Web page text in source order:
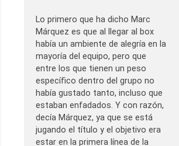
Lo primero que ha dicho Marc
Márquez es que al llegar al box
había un ambiente de alegría en la
mayoría del equipo, pero que
entre los que tienen un peso
específico dentro del grupo no
había gustado tanto, incluso que
estaban enfadados. Y con razón,
decía Márquez, ya que se está
jugando el título y el objetivo era
estar en la primera línea de la